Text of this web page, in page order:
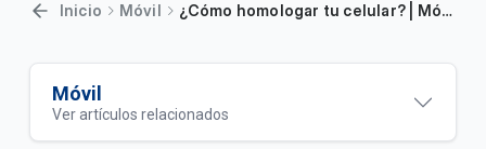
Inicio Móvil ¿Cómo homologar tu celular? | Móvil
Móvil
Ver artículos relacionados